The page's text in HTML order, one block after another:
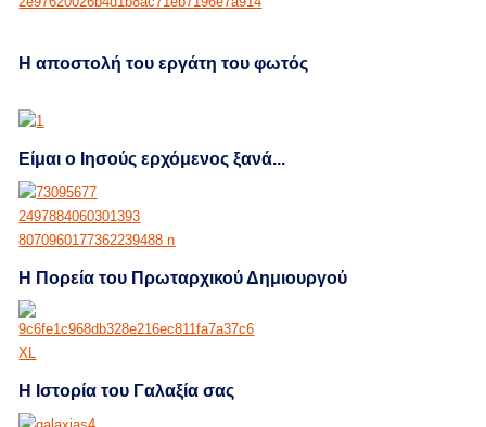
H αποστολή του εργάτη του φωτός
Είμαι ο Ιησούς ερχόμενος ξανά...
Η Πορεία του Πρωταρχικού Δημιουργού
Η Ιστορία του Γαλαξία σας